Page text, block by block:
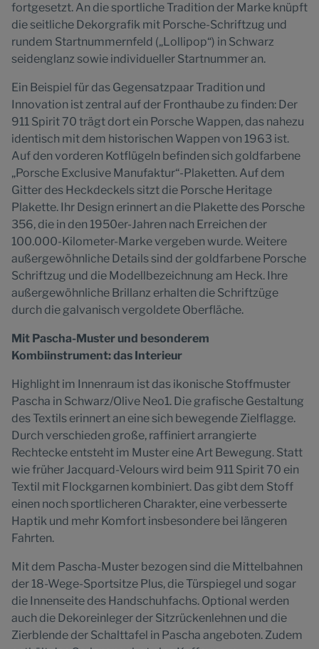
fortgesetzt. An die sportliche Tradition der Marke knüpft
die seitliche Dekorgrafik mit Porsche-Schriftzug und
rundem Startnummernfeld („Lollipop“) in Schwarz
seidenglanz sowie individueller Startnummer an.
Ein Beispiel für das Gegensatzpaar Tradition und
Innovation ist zentral auf der Fronthaube zu finden: Der
911 Spirit 70 trägt dort ein Porsche Wappen, das nahezu
identisch mit dem historischen Wappen von 1963 ist.
Auf den vorderen Kotflügeln befinden sich goldfarbene
„Porsche Exclusive Manufaktur“-Plaketten. Auf dem
Gitter des Heckdeckels sitzt die Porsche Heritage
Plakette. Ihr Design erinnert an die Plakette des Porsche
356, die in den 1950er-Jahren nach Erreichen der
100.000-Kilometer-Marke vergeben wurde. Weitere
außergewöhnliche Details sind der goldfarbene Porsche
Schriftzug und die Modellbezeichnung am Heck. Ihre
außergewöhnliche Brillanz erhalten die Schriftzüge
durch die galvanisch vergoldete Oberfläche.
Mit Pascha-Muster und besonderem
Kombiinstrument: das Interieur
Highlight im Innenraum ist das ikonische Stoffmuster
Pascha in Schwarz/Olive Neo1. Die grafische Gestaltung
des Textils erinnert an eine sich bewegende Zielflagge.
Durch verschieden große, raffiniert arrangierte
Rechtecke entsteht im Muster eine Art Bewegung. Statt
wie früher Jacquard-Velours wird beim 911 Spirit 70 ein
Textil mit Flockgarnen kombiniert. Das gibt dem Stoff
einen noch sportlicheren Charakter, eine verbesserte
Haptik und mehr Komfort insbesondere bei längeren
Fahrten.
Mit dem Pascha-Muster bezogen sind die Mittelbahnen
der 18-Wege-Sportsitze Plus, die Türspiegel und sogar
die Innenseite des Handschuhfachs. Optional werden
auch die Dekoreinleger der Sitzrückenlehnen und die
Zierblende der Schalttafel in Pascha angeboten. Zudem